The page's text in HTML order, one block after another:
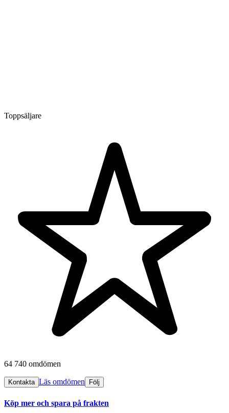
Toppsäljare
64 740 omdömen
Kontakta Läs omdömen Följ
Köp mer och spara på frakten